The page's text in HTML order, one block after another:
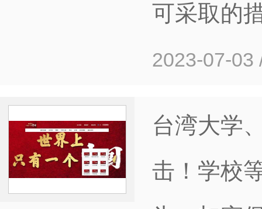
可采取的
2023-07-03
台湾大学
击！学校